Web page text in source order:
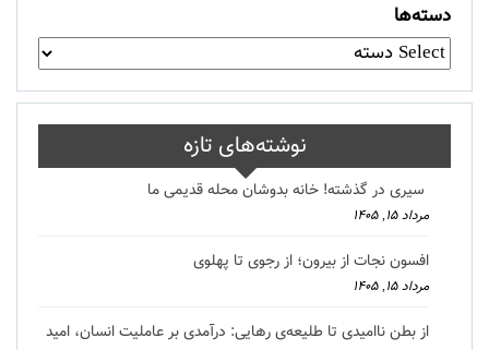
دسته‌ها
نوشته‌های تازه
سیری در گذشته! خانه بدوشان محله قدیمی ما
مرداد ۱۵, ۱۴۰۵
افسون نجات از بیرون؛ از رجوی تا پهلوی
مرداد ۱۵, ۱۴۰۵
از بطن ناامیدی تا طلیعه‌ی رهایی: درآمدی بر عاملیت انسان، امید